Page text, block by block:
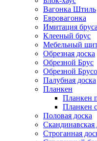
Вагонка Штиль
Евровагонка
Имитация бруса
Клееный брус
Мебельный
Обрезная доска
Обрезной Брус
Обрезной
Палубная доска
Планкен
Планкен
Планкен
Половая доска
Скандинавская
Строганная